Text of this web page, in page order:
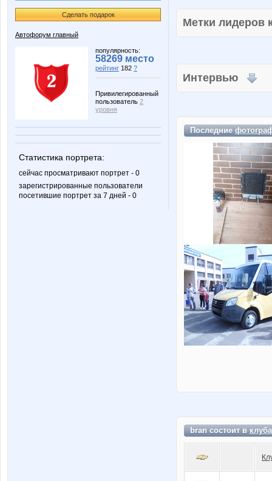
Сделать подарок
Автофорум главный
популярность:
58269 место
рейтинг 182 ?
Привилегированный
пользователь 2
уровня
Статистика портрета:
сейчас просматривают портрет - 0
зарегистрированные пользователи
посетившие портрет за 7 дней - 0
Метки
Интервью
Последние
bran состоит в